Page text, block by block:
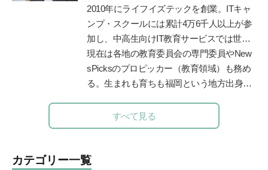
社）、『思春期の性と恋愛 子どもたちの
頭の中がこんなことになっているなん
て！』（主婦の友社）、『10歳からのカラ
ダ・性・ココロのいろいろブック(ほるぷ
出版)』が発売中。公式ＨＰ
て博士課程まで在籍。専門は教育政策・学
習科学。学習科学の世界的権威、故三宅な
ほみ東大名誉教授に師事し、全国の学校や
保育園での協調的・創造的な学びづくりを
支援。
2010年にライフイズテックを創業。ITキャ
ンプ・スクールには累計4万6千人以上が参
加し、中高生向けIT教育サービスでは世界
2位まで成長。ディズニーとコラボした
「テクノロジア魔法学校」や学校向け教材
「ライフイズテックレッスン」などオンラ
現在は各地の教育委員会の専門委員やNew
sPicksのプロピッカー（教育領域）も務め
る。生まれも育ちも福岡という地方出身者
差」を埋めるべく全国を奔走中。
is-tech.com/
すべて見る
カテゴリー一覧